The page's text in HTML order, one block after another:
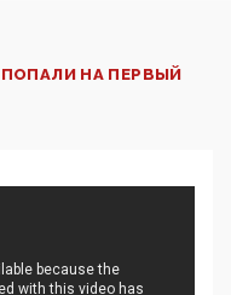
НА ПЕРВЫЙ